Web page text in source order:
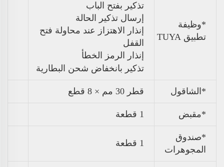
*وظيفة
تطبيق TUYA
تذكير بفتح الباب
إرسال تذكير الحالة
إنذار الاهتزاز عند محاولة فتح
القفل
إنذار الرمز الخطأ
تذكير بانخفاض شحن البطارية
*الشاقول قطر 30 مم × 8 قطع
*مقبض 1 قطعة
*صندوق
المجوهرات
1 قطعة